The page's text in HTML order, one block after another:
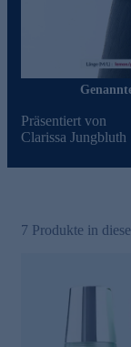
Präsentiert von
Clarissa Jungbluth
7 Produkte in